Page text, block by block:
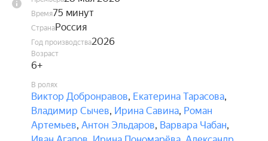
Время75 минут
СтранаРоссия
Год производства2026
Возраст
6+
В ролях
Виктор Добронравов, Екатерина Тарасова,
Владимир Сычев, Ирина Савина, Роман
Артемьев, Антон Эльдаров, Варвара Чабан,